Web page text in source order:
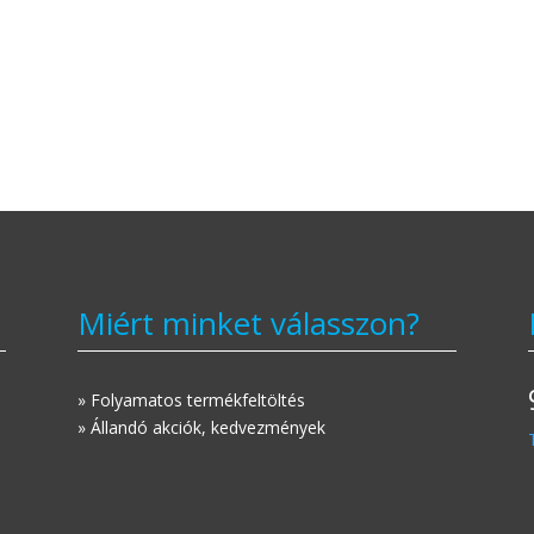
Miért minket válasszon?
» Folyamatos termékfeltöltés
» Állandó akciók, kedvezmények